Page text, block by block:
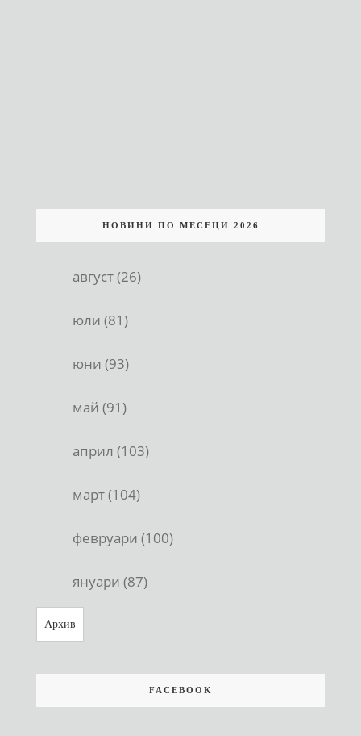
НОВИНИ ПО МЕСЕЦИ 2026
август (26)
юли (81)
юни (93)
май (91)
април (103)
март (104)
февруари (100)
януари (87)
Архив
FACEBOOK